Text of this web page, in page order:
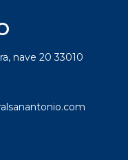
nave 20 33010